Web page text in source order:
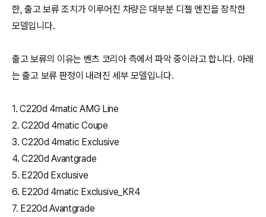
한, 출고 보류 조치가 이루어진 차량은 대부분 디젤 엔진을 장착한
모델입니다.
출고 보류의 이유는 벤츠 코리아 측에서 파악 중이라고 합니다. 아래
는 출고 보류 판정이 내려진 세부 모델입니다.
1. C220d 4matic AMG Line
2. C220d 4matic Coupe
3. C220d 4matic Exclusive
4. C220d Avantgrade
5. E220d Exclusive
6. E220d 4matic Exclusive_KR4
7. E220d Avantgrade